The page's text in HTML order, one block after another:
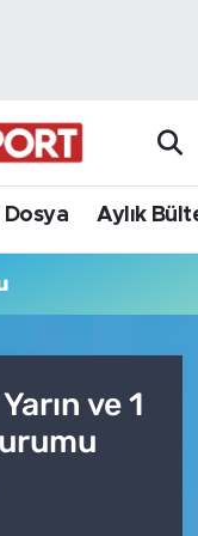
Dosya Aylık
ve 1